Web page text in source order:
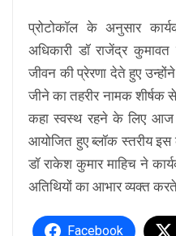
प्रोटोकॉल के अनुसार
अधिकारी डॉ राजेंद्र
जीवन की प्रेरणा देते हुए
जीने का तहरीर नामक शीर्षक
कहा स्वस्थ रहने के लिए आज
आयोजित हुए ब्लॉक स्तरीय इस
डॉ राकेश कुमार माहिच ने
अतिथियों का आभार व्यक्त करते
Facebook